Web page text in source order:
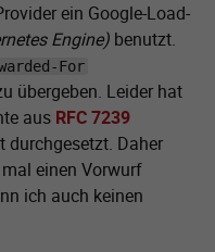
ein Google-Load-
Engine) benutzt.
For
übergeben. Leider hat
aus RFC 7239
durchgesetzt. Daher
einen Vorwurf
ich auch keinen